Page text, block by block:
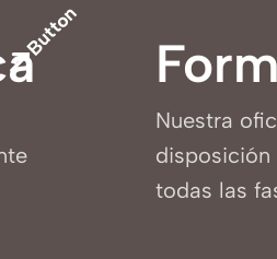
Button
Nuestra
disposición
todas las